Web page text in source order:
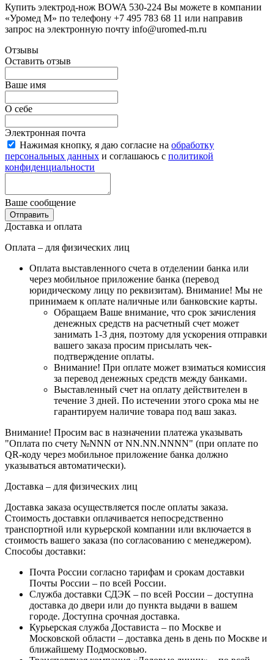
Купить электрод-нож BOWA 530-224 Вы можете в компании
«Уромед М» по телефону +7 495 783 68 11 или направив
запрос на электронную почту info@uromed-m.ru
Отзывы
Оставить отзыв
Ваше имя
О себе
Электронная почта
Нажимая кнопку, я даю согласие на обработку
персональных данных и соглашаюсь с политикой
конфиденциальности
Ваше сообщение
Отправить
Доставка и оплата
Оплата – для физических лиц
Оплата выставленного счета в отделении банка или
через мобильное приложение банка (перевод
юридическому лицу по реквизитам). Внимание! Мы не
принимаем к оплате наличные или банковские карты.
Обращаем Ваше внимание, что срок зачисления
денежных средств на расчетный счет может
занимать 1-3 дня, поэтому для ускорения отправки
вашего заказа просим присылать чек-
подтверждение оплаты.
Внимание! При оплате может взиматься комиссия
за перевод денежных средств между банками.
Выставленный счет на оплату действителен в
течение 3 дней. По истечении этого срока мы не
гарантируем наличие товара под ваш заказ.
Внимание! Просим вас в назначении платежа указывать
"Оплата по счету №NNN от NN.NN.NNNN" (при оплате по
QR-коду через мобильное приложение банка должно
указываться автоматически).
Доставка – для физических лиц
Доставка заказа осуществляется после оплаты заказа.
Стоимость доставки оплачивается непосредственно
транспортной или курьерской компании или включается в
стоимость вашего заказа (по согласованию с менеджером).
Способы доставки:
Почта России согласно тарифам и срокам доставки
Почты России – по всей России.
Служба доставки СДЭК – по всей России – доступна
доставка до двери или до пункта выдачи в вашем
городе. Доступна срочная доставка.
Курьерская служба Достависта – по Москве и
Московской области – доставка день в день по Москве и
ближайшему Подмосковью.